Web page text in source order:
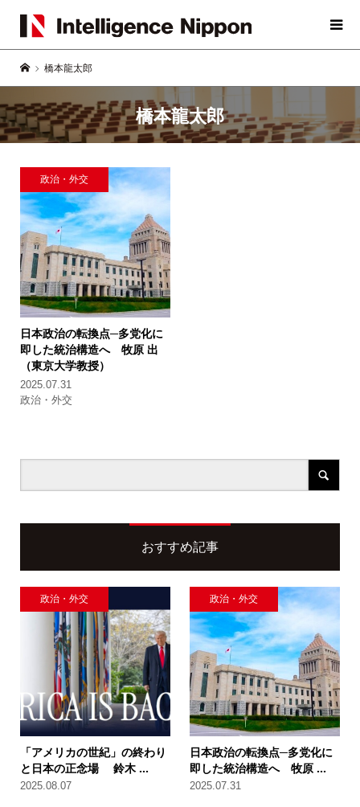
橋本龍太郎
橋本龍太郎
政治・外交
日本政治の転換点─多党化に
即した統治構造へ
牧原 出
（東京大学教授）
2025.07.31
政治・外交
おすすめ記事
政治・外交
「アメリカの世紀」の終わり
と日本の正念場 鈴木 ...
2025.08.07
政治・外交
日本政治の転換点─多党化に
即した統治構造へ 牧原 ...
2025.07.31